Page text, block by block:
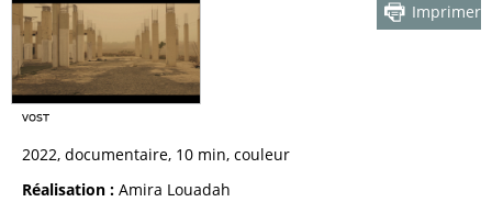
Imprimer
2022, documentaire, 10 min, couleur
Réalisation : Amira Louadah